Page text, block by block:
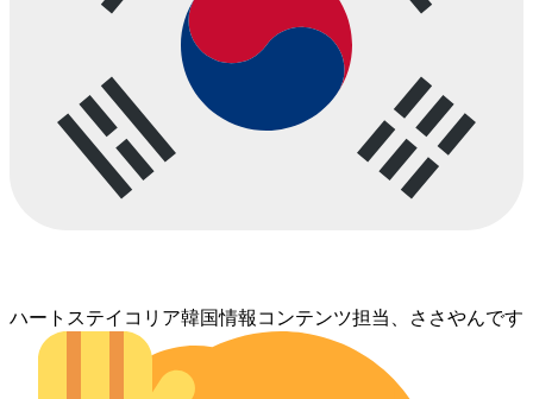
ハートステイコリア韓国情報コンテンツ担当、ささやんです